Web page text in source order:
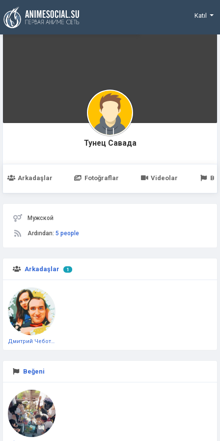
Funding
Katıl
Тунец Савада
Arkadaşlar Fotoğraflar Videolar
Мужской
Ardından: 5 people
Arkadaşlar 1
Beğeni